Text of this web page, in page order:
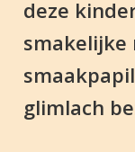
deze
smakelijke
glimlach